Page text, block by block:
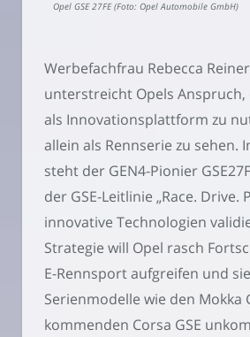
Opel GSE 27FE (Foto: Opel Automobile GmbH)
Werbefachfrau Rebecca
unterstreicht Opels Anspruch,
als Innovationsplattform zu
allein als Rennserie zu sehen.
steht der GEN4-Pionier
der GSE-Leitlinie „Race. Drive.
innovative Technologien
Strategie will Opel rasch
E-Rennsport aufgreifen und
Serienmodelle wie den Mokka
kommenden Corsa GSE